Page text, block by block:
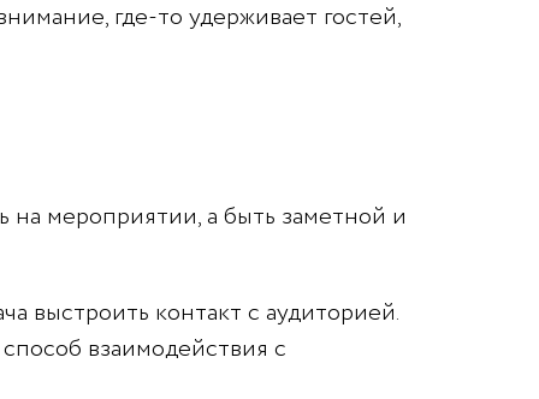
где-то удерживает гостей,
на мероприятии, а быть заметной и
выстроить контакт с аудиторией.
взаимодействия с